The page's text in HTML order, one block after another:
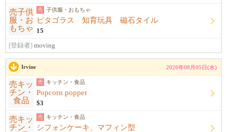
売 子供服・おもちゃ
ピタゴラス 知育玩具 磁石タイル
15
[登録者] moving
Irvine 2026年08月05日(水)
売 キッチン・食品
Popcorn popper
$3
売 キッチン・食品
シフォンケーキ、マフィン型